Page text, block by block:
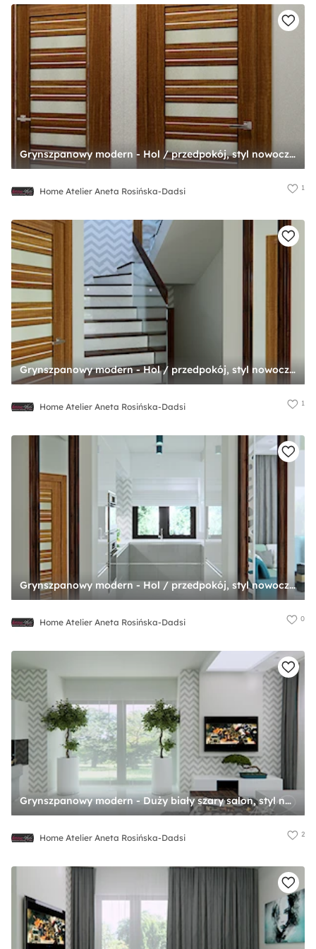
Grynszpanowy modern - Hol / przedpokój, styl nowoczesny - zdjęcie od Home Atelier Aneta Rosińska-Dadsi
Home Atelier Aneta Rosińska-Dadsi 1
Grynszpanowy modern - Hol / przedpokój, styl nowoczesny - zdjęcie od Home Atelier Aneta Rosińska-Dadsi
Home Atelier Aneta Rosińska-Dadsi 1
Grynszpanowy modern - Hol / przedpokój, styl nowoczesny - zdjęcie od Home Atelier Aneta Rosińska-Dadsi
Home Atelier Aneta Rosińska-Dadsi 0
Grynszpanowy modern - Duży biały szary salon, styl nowoczesny - zdjęcie od Home Atelier Aneta Rosińska-Dadsi
Home Atelier Aneta Rosińska-Dadsi 2